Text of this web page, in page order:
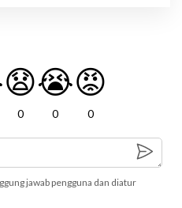
😧
0
😭
0
😡
0
jawab pengguna dan diatur